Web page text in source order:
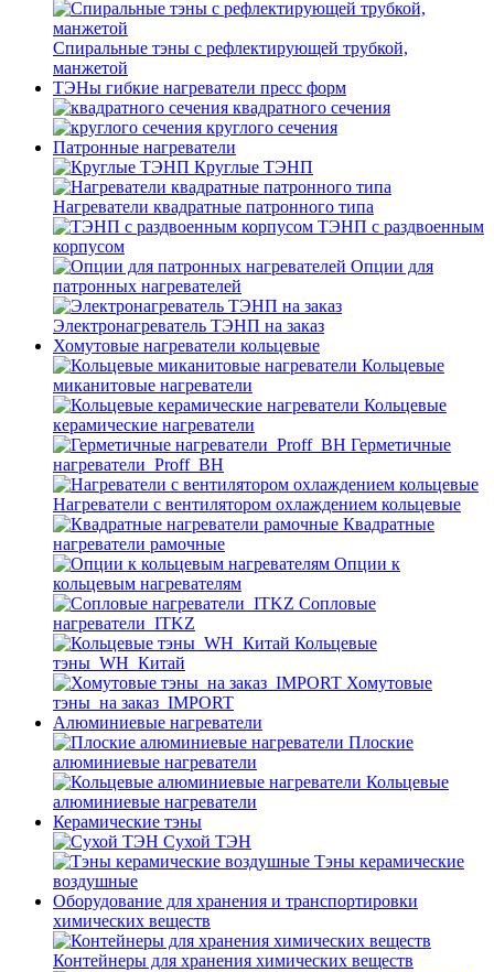
Спиральные тэны с рефлектирующей трубкой,
манжетой
ТЭНы гибкие нагреватели пресс форм
квадратного сечения
круглого сечения
Патронные нагреватели
Круглые ТЭНП
Нагреватели квадратные патронного типа
ТЭНП с раздвоенным
корпусом
Опции для
патронных нагревателей
Электронагреватель ТЭНП на заказ
Хомутовые нагреватели кольцевые
Кольцевые
миканитовые нагреватели
Кольцевые
керамические нагреватели
Герметичные
нагреватели_Proff_BH
Нагреватели с вентилятором охлаждением кольцевые
Квадратные
нагреватели рамочные
Опции к
кольцевым нагревателям
Cопловые
нагреватели_ITKZ
Кольцевые
тэны_WH_Китай
Хомутовые
тэны_на заказ_IMPORT
Алюминиевые нагреватели
Плоские
алюминиевые нагреватели
Кольцевые
алюминиевые нагреватели
Керамические тэны
Сухой ТЭН
Тэны керамические
воздушные
Оборудование для хранения и транспортировки
химических веществ
Контейнеры для хранения химических веществ